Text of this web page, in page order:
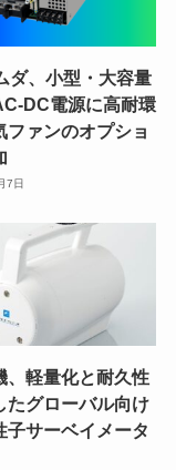
ダ、小型・大容量
DC電源に高耐環
ファンのオプショ
7日
、軽量化と耐久性
たグローバル向け
子サーベイメータ